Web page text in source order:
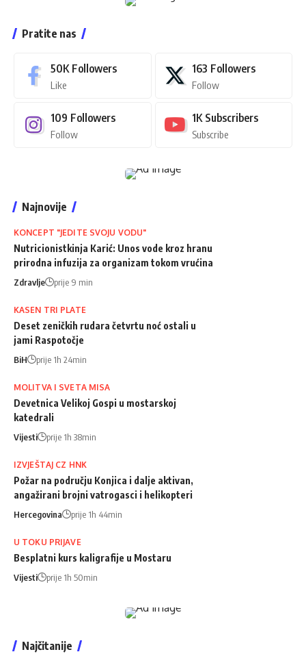
Pratite nas
50K Followers
Like
163 Followers
Follow
109 Followers
Follow
1K Subscribers
Subscribe
Najnovije
KONCEPT "JEDITE SVOJU VODU"
Nutricionistkinja Karić: Unos vode kroz hranu
prirodna infuzija za organizam tokom vrućina
Zdravlje prije 9 min
KASEN TRI PLATE
Deset zeničkih rudara četvrtu noć ostali u
jami Raspotočje
BiH prije 1h 24min
MOLITVA I SVETA MISA
Devetnica Velikoj Gospi u mostarskoj
katedrali
Vijesti prije 1h 38min
IZVJEŠTAJ CZ HNK
Požar na području Konjica i dalje aktivan,
angažirani brojni vatrogasci i helikopteri
Hercegovina prije 1h 44min
U TOKU PRIJAVE
Besplatni kurs kaligrafije u Mostaru
Vijesti prije 1h 50min
Najčitanije